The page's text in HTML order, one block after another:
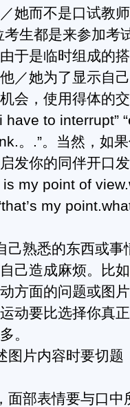
她而不是口试教
都是来参加考
于是临时组成的
／她为了显示自
会，使用得体的
have to interrupt”
。.”。当然，如
发你的同伴开口
my point of
my
熟悉的东西或事
己造成麻烦。比
方面的问题或图
动要比选择你真
。
片内容时要切题
部表情要与口中